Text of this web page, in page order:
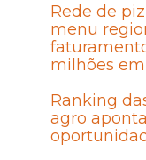
Rede de
menu
milhões
Ranking
agro